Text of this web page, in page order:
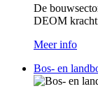
De
DEOM
Meer info
Bos- en